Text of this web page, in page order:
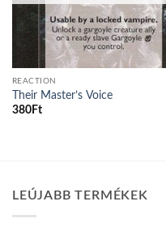
REACTION
Their Master’s Voice
380Ft
LEÚJABB TERMÉKEK